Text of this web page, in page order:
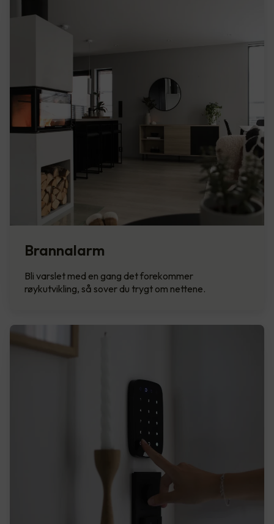
Brannalarm
Bli varslet med en gang det forekommer
røykutvikling, så sover du trygt om nettene.